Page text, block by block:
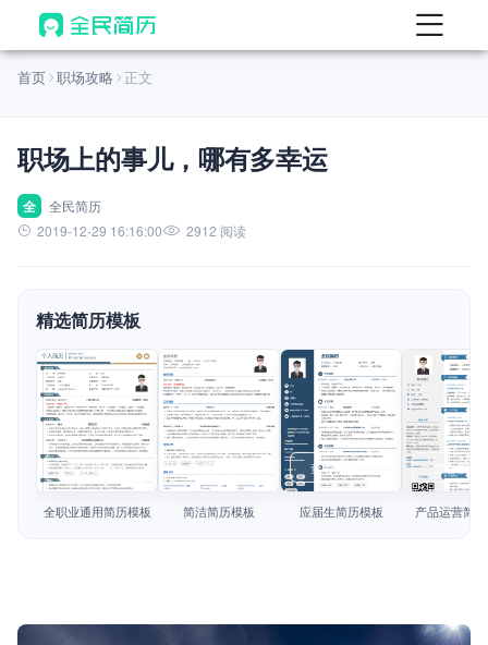
首页
AI 生成简历
AI 优化简历
AI 翻译简历
AI 模拟面试
面试自我介绍
AI 职场工具 New
简历模板
简历教程
首页 职场攻略 正文
职场上的事儿，哪有多幸运
全
全民简历
2019-12-29 16:16:00
2912 阅读
精选简历模板
查看模板
全职业通用简历模板
查看模板
简洁简历模板
查看模板
应届生简历模板
查看模板
产品运营简